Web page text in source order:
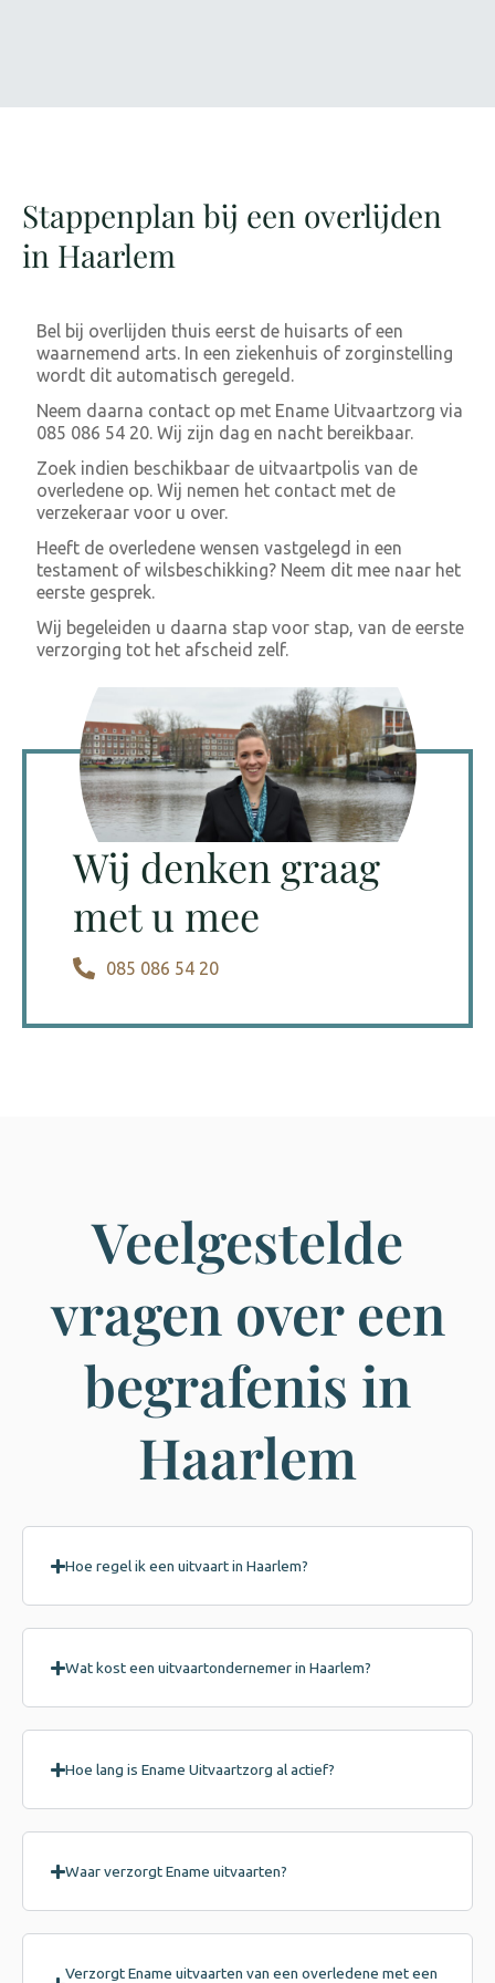
Stappenplan bij een overlijden
in Haarlem
Bel bij overlijden thuis eerst de huisarts of een
waarnemend arts. In een ziekenhuis of zorginstelling
wordt dit automatisch geregeld.
Neem daarna contact op met Ename Uitvaartzorg via
085 086 54 20. Wij zijn dag en nacht bereikbaar.
Zoek indien beschikbaar de uitvaartpolis van de
overledene op. Wij nemen het contact met de
verzekeraar voor u over.
Heeft de overledene wensen vastgelegd in een
testament of wilsbeschikking? Neem dit mee naar het
eerste gesprek.
Wij begeleiden u daarna stap voor stap, van de eerste
verzorging tot het afscheid zelf.
Wij denken graag
met u mee
085 086 54 20
Veelgestelde
vragen over een
begrafenis in
Haarlem
Hoe regel ik een uitvaart in Haarlem?
Wat kost een uitvaartondernemer in Haarlem?
Hoe lang is Ename Uitvaartzorg al actief?
Waar verzorgt Ename uitvaarten?
Verzorgt Ename uitvaarten van een overledene met een